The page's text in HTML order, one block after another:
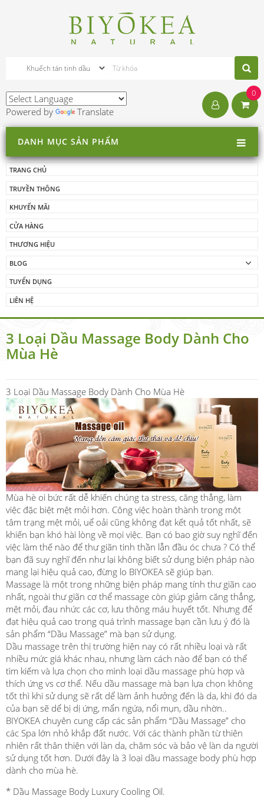
Powered by Translate
0
DANH MỤC SẢN PHẨM
TRANG CHỦ
TRUYỀN THÔNG
KHUYẾN MÃI
CỬA HÀNG
THƯƠNG HIỆU
BLOG
TUYỂN DỤNG
LIÊN HỆ
3 Loại Dầu Massage Body Dành Cho
Mùa Hè
3 Loại Dầu Massage Body Dành Cho Mùa Hè
Mùa hè oi bức rất dễ khiến chúng ta stress, căng thẳng, làm
việc đặc biệt mệt mỏi hơn. Công việc hoàn thành trong một
tâm trạng mệt mỏi, uể oải cũng không đạt kết quả tốt nhất, sẽ
khiến bạn khó hài lòng về mọi việc. Bạn có bao giờ suy nghĩ đến
việc làm thế nào để thư giãn tinh thần lẫn đầu óc chưa ? Có thể
bạn đã suy nghĩ đến như lại không biết sử dụng biện pháp nào
mang lại hiệu quả cao, đừng lo BIYOKEA sẽ giúp bạn.
Massage là một trong những biện pháp mang tính thư giãn cao
nhất, ngoài thư giãn cơ thể massage còn giúp giảm căng thẳng,
mệt mỏi, đau nhức các cơ, lưu thông máu huyết tốt. Nhưng để
đạt hiệu quả cao trong quá trình massage bạn cần lưu ý đó là
sản phẩm “Dầu Massage” mà bạn sử dụng.
Dầu massage trên thị trường hiện nay có rất nhiều loại và rất
nhiều mức giá khác nhau, nhưng làm cách nào để bạn có thể
tìm kiếm và lựa chọn cho mình loại dầu massage phù hợp và
thích ứng vs cơ thể. Nếu dầu massage mà bạn lựa chọn không
tốt thì khi sử dụng sẽ rất dể làm ảnh hưởng đến là da, khi đó da
của bạn sẽ dể bị dị ứng, mẩn ngứa, nổi mụn, dầu nhờn..
BIYOKEA chuyên cung cấp các sản phẩm “Dầu Massage” cho
các Spa lớn nhỏ khắp đất nước. Với các thành phần từ thiên
nhiên rất thân thiện với làn da, chăm sóc và bảo vệ làn da người
sử dụng tốt hơn. Dưới đây là 3 loại dầu massage body phù hợp
dành cho mùa hè.
* Dầu Massage Body Luxury Cooling Oil.